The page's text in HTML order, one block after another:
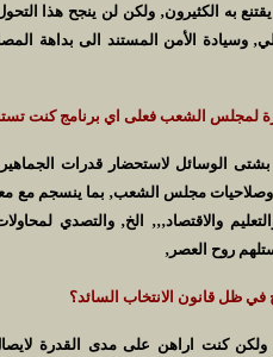
به الكثيرون‚ ولكن لن ينجح هذا
وسيادة الأمن المستند الى بداهة
الشعب فعلى اي برنامج كنت
الوسائل لاستحضار قدرات
وصلاحيات مجلس الشعب‚ بما ينسجم
والاقتصاد‚‚‚ الخ‚ والتصدي
روح العصر‚
في ظل قانون الانتخاب السائد؟
ولكن كنت اراهن على مدى القدرة لايصال